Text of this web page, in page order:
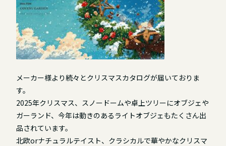
メーカー様より続々とクリスマスカタログが届いておりま
す。
2025年クリスマス、スノードームや卓上ツリーにオブジェや
ガーランド、今年は動きのあるライトオブジェもたくさん出
品されています。
北欧orナチュラルテイスト、クラシカルで華やかなクリスマ